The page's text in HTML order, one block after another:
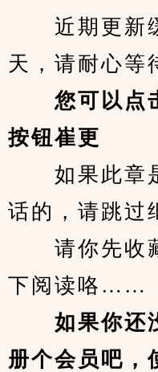
近期更新缓
天，请耐心等
您可以点
按钮崔更
如果此章是
话的，请跳过
请你先收藏
下阅读咯……
如果你还没
册个会员吧，